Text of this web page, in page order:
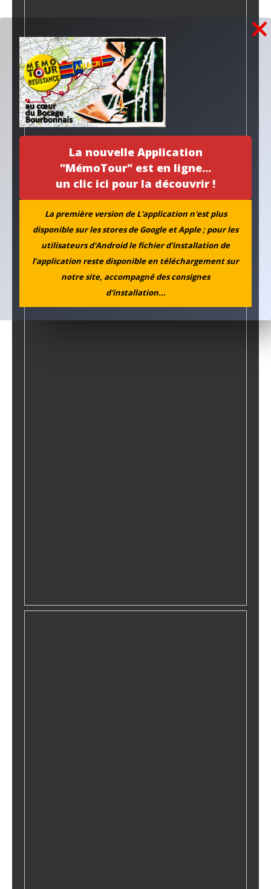
La nouvelle Application
"MémoTour" est en ligne...
un clic ici pour la découvrir !
La première version de L'application n'est plus
disponible sur les stores de Google et Apple ; pour les
utilisateurs d'Android le fichier d'installation de
l’application reste disponible en téléchargement sur
notre site, accompagné des consignes
d'installation...